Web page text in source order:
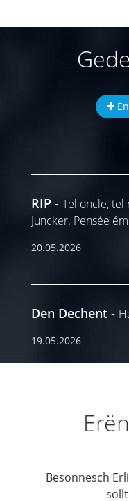
RIP
Tel oncle, tel
Juncker. Pensée
20.05.2026
Den Dechent
19.05.2026
Besonnesch